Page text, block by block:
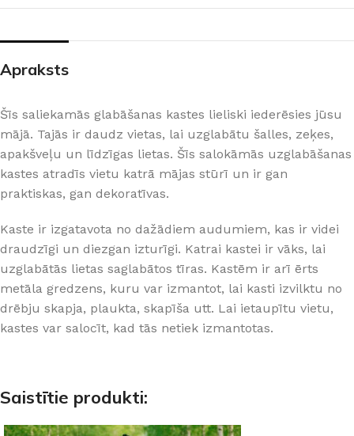
Apraksts
Šīs saliekamās glabāšanas kastes lieliski iederēsies jūsu
mājā. Tajās ir daudz vietas, lai uzglabātu šalles, zeķes,
apakšveļu un līdzīgas lietas. Šīs salokāmās uzglabāšanas
kastes atradīs vietu katrā mājas stūrī un ir gan
praktiskas, gan dekoratīvas.
Kaste ir izgatavota no dažādiem audumiem, kas ir videi
draudzīgi un diezgan izturīgi. Katrai kastei ir vāks, lai
uzglabātās lietas saglabātos tīras. Kastēm ir arī ērts
metāla gredzens, kuru var izmantot, lai kasti izvilktu no
drēbju skapja, plaukta, skapīša utt. Lai ietaupītu vietu,
kastes var salocīt, kad tās netiek izmantotas.
Saistītie produkti: